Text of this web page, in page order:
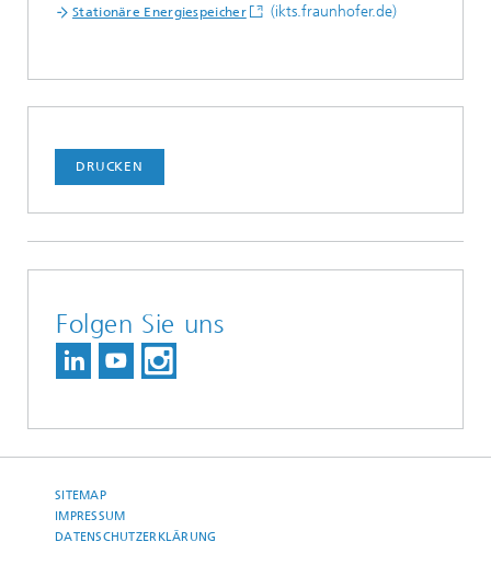
Stationäre Energiespeicher (ikts.fraunhofer.de)
DRUCKEN
Folgen Sie uns
SITEMAP
IMPRESSUM
DATENSCHUTZERKLÄRUNG